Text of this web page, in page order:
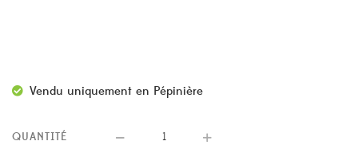
Vendu uniquement en Pépinière
QUANTITÉ